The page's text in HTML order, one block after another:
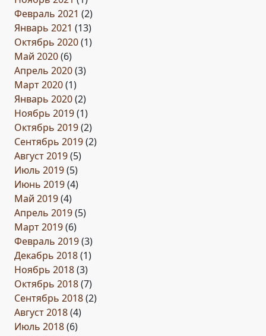
Февраль 2021 (2)
Январь 2021 (13)
Октябрь 2020(1)
Май 2020(6)
Апрель 2020(3)
Март 2020(1)
Январь 2020(2)
Ноябрь 2019(1)
Октябрь 2019(2)
Сентябрь 2019(2)
Август 2019(5)
Июль 2019(5)
Июнь 2019(4)
Май 2019(4)
Апрель 2019(5)
Март 2019(6)
Февраль 2019(3)
Декабрь 2018(1)
Ноябрь 2018(3)
Октябрь 2018(7)
Сентябрь 2018(2)
Август 2018(4)
Июль 2018(6)